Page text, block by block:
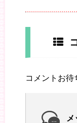
コメントお